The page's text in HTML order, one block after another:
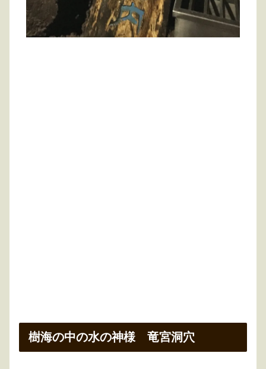
樹海の中の水の神様 竜宮洞穴